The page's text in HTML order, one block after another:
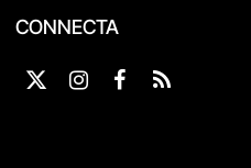
CONNECTA
X
Instagram
Facebook
RSS